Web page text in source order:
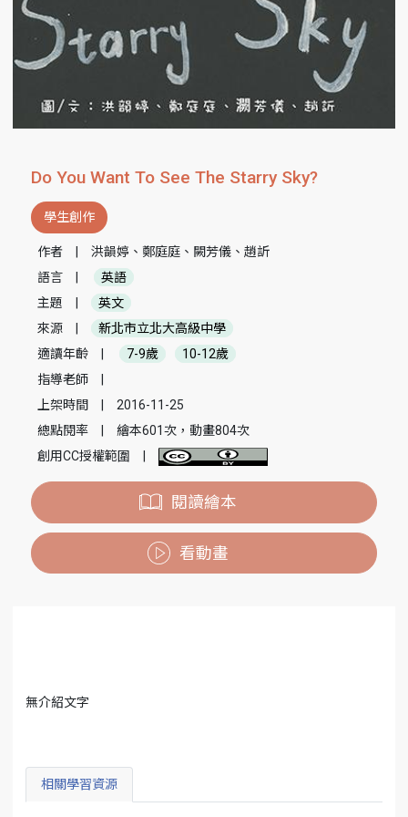
Do You Want To See The Starry Sky?
學生創作
作者
洪韻婷、鄭庭庭、闕芳儀、趙訢
語言
英語
主題
英文
來源
新北市立北大高級中學
適讀年齡
7-9歲
10-12歲
指導老師
上架時間
2016-11-25
總點閱率
繪本601次，動畫804次
創用CC授權範圍
閱讀繪本
看動畫
無介紹文字
相關學習資源